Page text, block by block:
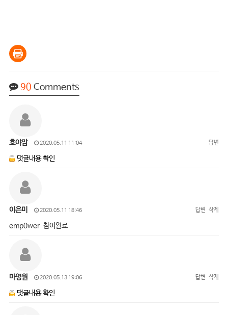
90 Comments
호야맘 2020.05.11 11:04 답변
댓글내용 확인
이은미 2020.05.11 18:46 답변 삭제
emp0wer 참여완료
마영원 2020.05.13 19:06 답변 삭제
댓글내용 확인